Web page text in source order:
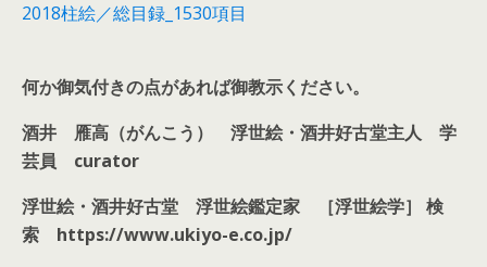
2018柱絵／総目録_1530項目
何か御気付きの点があれば御教示ください。
酒井 雁高（がんこう） 浮世絵・酒井好古堂主人
学
芸員 curator
浮世絵・酒井好古堂 浮世絵鑑定家 ［浮世絵学］ 検
索 https://www.ukiyo-e.co.jp/